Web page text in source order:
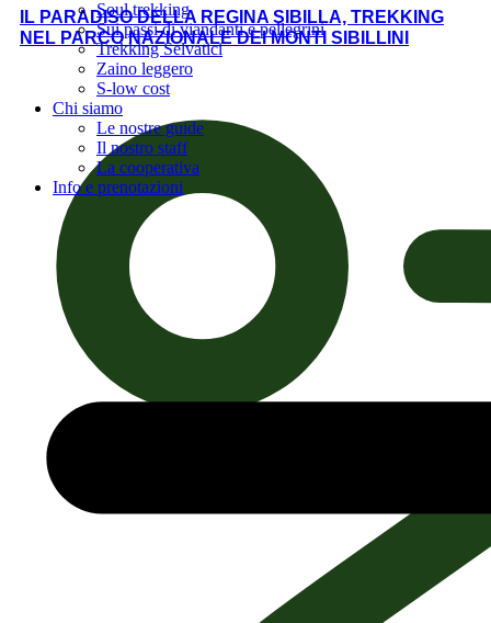
Soul trekking
Sui passi di viandanti e pellegrini
Trekking Selvatici
Zaino leggero
S-low cost
Chi siamo
Le nostre guide
Il nostro staff
La cooperativa
Info e prenotazioni
IL PARADISO DELLA REGINA SIBILLA, TREKKING
NEL PARCO NAZIONALE DEI MONTI SIBILLINI